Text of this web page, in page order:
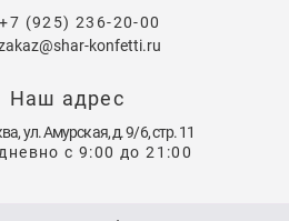
+7 (925) 236-20-00
konfetti.ru
Наш адрес
ул. Амурская, д. 9/6, стр. 11
с 9:00 до 21:00